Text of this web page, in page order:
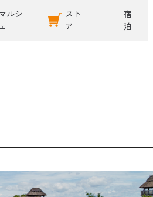
ルシ
ェ
スト
ア
宿
泊